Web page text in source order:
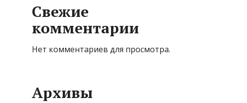
Свежие
комментарии
Нет комментариев для просмотра.
Архивы